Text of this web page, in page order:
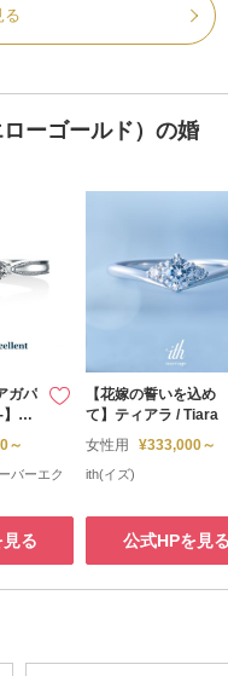
る
ーゴールド）の婚
ガパ
】セ
を
り
シル
～
バーエク
る
【花嫁の誓いを込め
て】ティアラ / Tiara
女性用
¥333,000～
ith(イズ)
公式HPを見